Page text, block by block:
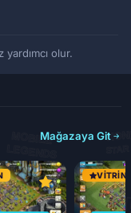
olur.
Mağazaya Git
VITRIN